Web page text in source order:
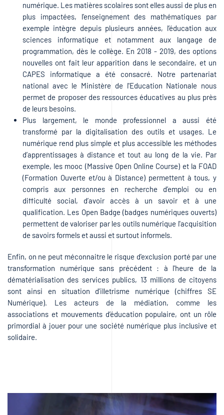
numérique. Les matières scolaires sont elles aussi de plus en
plus impactées, l’enseignement des mathématiques par
exemple intègre depuis plusieurs années, l’éducation aux
sciences informatique et notamment aux langage de
programmation, dès le collège. En 2018 - 2019, des options
nouvelles ont fait leur apparition dans le secondaire, et un
CAPES informatique a été consacré. Notre partenariat
national avec le Ministère de l'Education Nationale nous
permet de proposer des ressources éducatives au plus près
de leurs besoins.
Plus largement, le monde professionnel a aussi été
transformé par la digitalisation des outils et usages. Le
numérique rend plus simple et plus accessible les méthodes
d’apprentissages à distance et tout au long de la vie. Par
exemple, les mooc (Massive Open Online Course) et la FOAD
(Formation Ouverte et/ou à Distance) permettent à tous, y
compris aux personnes en recherche d’emploi ou en
difficulté social, d’avoir accès à un savoir et à une
qualification. Les Open Badge (badges numériques ouverts)
permettent de valoriser par les outils numérique l'acquisition
de savoirs formels et aussi et surtout informels.
Enfin, on ne peut méconnaitre le risque d'exclusion porté par une
transformation numérique sans précédent : à l'heure de la
dématérialisation des services publics, 13 millions de citoyens
sont ainsi en situation d'illetrisme numérique (chiffres SE
Numérique). Les acteurs de la médiation, comme les
associations et mouvements d’éducation populaire, ont un rôle
primordial à jouer pour une société numérique plus inclusive et
solidaire.